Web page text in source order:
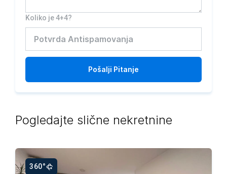
Koliko je 4+4?
Pošalji Pitanje
Pogledajte slične nekretnine
360°